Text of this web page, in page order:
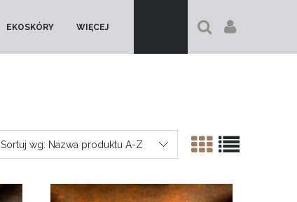
EKOSKÓRY WIĘCEJ
Sortuj wg: Nazwa produktu A-Z